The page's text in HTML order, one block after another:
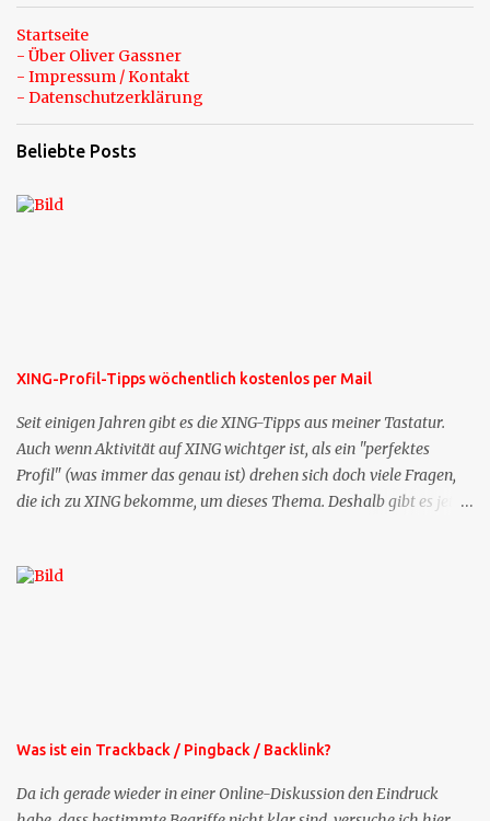
Startseite
- Über Oliver Gassner
- Impressum / Kontakt
- Datenschutzerklärung
Beliebte Posts
XING-Profil-Tipps wöchentlich kostenlos per Mail
Seit einigen Jahren gibt es die XING-Tipps aus meiner Tastatur.
Auch wenn Aktivität auf XING wichtger ist, als ein "perfektes
Profil" (was immer das genau ist) drehen sich doch viele Fragen,
die ich zu XING bekomme, um dieses Thema. Deshalb gibt es jetzt
bekommen Sie kostenlos eine weitere Folge. Die Startsequenz ist 16
Was ist ein Trackback / Pingback / Backlink?
Da ich gerade wieder in einer Online-Diskussion den Eindruck